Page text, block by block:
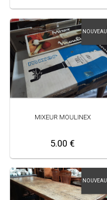
NOUVEAU
MIXEUR MOULINEX
5.00 €
NOUVEAU